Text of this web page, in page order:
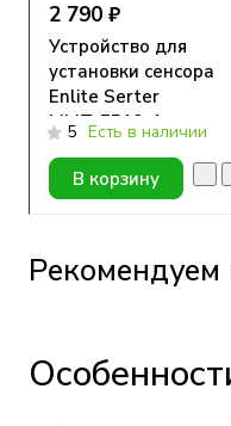
2 790 ₽
Устройство для
установки сенсора
Enlite Serter
ММТ-7510, 1 шт.
5 Есть в наличии
В корзину
Рекомендуем